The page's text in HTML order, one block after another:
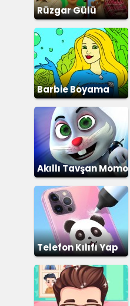
Rüzgar Gülü
Barbie Boyama
Akıllı Tavşan Momo
Telefon Kılıfı Yap